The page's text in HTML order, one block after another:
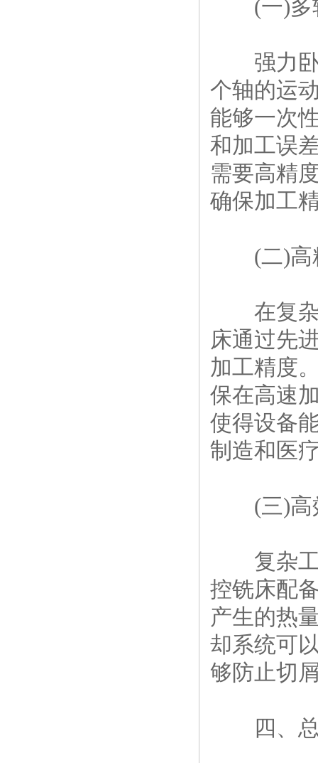
(一)多
强力卧
个轴的运
能够一次
和加工误
需要高精
确保加工
(二)高
在复杂
床通过先
加工精度
保在高速
使得设备
制造和医
(三)高
复杂工
控铣床配
产生的热
却系统可
够防止切
四、总